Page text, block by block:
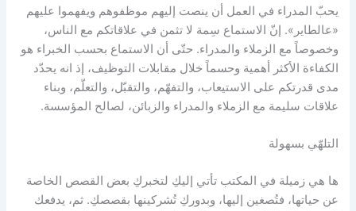
يحبّ المدراء في العمل أن ينصت إليهم موظفوهم ويفهموا عليهم
«عالطاير». إنّ الاستماع سِمة لا تثمن في علاقاتكم مع الناس،
وخصوصاً مع الزملاء والمدراء. حتّى أن الاستماع بحسب الخبراء هو
الكفاءة الأكثر أهمية وحسماً خلال مقابلات التوظيف، إذ انه يحدّد
مدى قدرتكم على الاستيعاب، والتفهّم، والتقبّل، والتعلّم، وبناء
علاقات سليمة مع الزملاء والمدراء والزبائن، لصالح المؤسسة.
التلهّي بسهولة
ها هي زميلة في المكتب تأتي إليكِ لتخبركِ بعض القصص الخاصة
عن حياتها، فتُصغين إليها، وبدوركِ تُشركينها بقصصكِ. ثم، يدفعك